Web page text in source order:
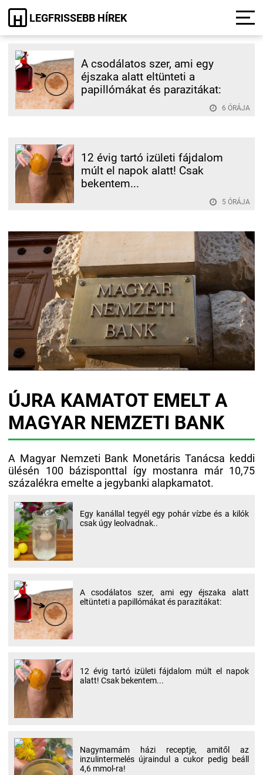
H LEGFRISSEBB HÍREK
A csodálatos szer, ami egy
éjszaka alatt eltünteti a
papillómákat és parazitákat:
6 ÓRÁJA
12 évig tartó izületi fájdalom
múlt el napok alatt! Csak
bekentem...
5 ÓRÁJA
ÚJRA KAMATOT EMELT A
MAGYAR NEMZETI BANK
A Magyar Nemzeti Bank Monetáris Tanácsa keddi
ülésén 100 bázisponttal így mostanra már 10,75
százalékra emelte a jegybanki alapkamatot.
Egy kanállal tegyél egy pohár vízbe és a kilók
csak úgy leolvadnak..
A csodálatos szer, ami egy éjszaka alatt
eltünteti a papillómákat és parazitákat:
12 évig tartó izületi fájdalom múlt el napok
alatt! Csak bekentem...
Nagymamám házi receptje, amitől az
inzulintermelés újraindul a cukor pedig beáll
4,6 mmol-ra!